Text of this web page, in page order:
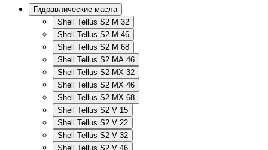
Гидравлические масла
Shell Tellus S2 M 32
Shell Tellus S2 M 46
Shell Tellus S2 M 68
Shell Tellus S2 MA 46
Shell Tellus S2 MX 32
Shell Tellus S2 MX 46
Shell Tellus S2 MX 68
Shell Tellus S2 V 15
Shell Tellus S2 V 22
Shell Tellus S2 V 32
Shell Tellus S2 V 46